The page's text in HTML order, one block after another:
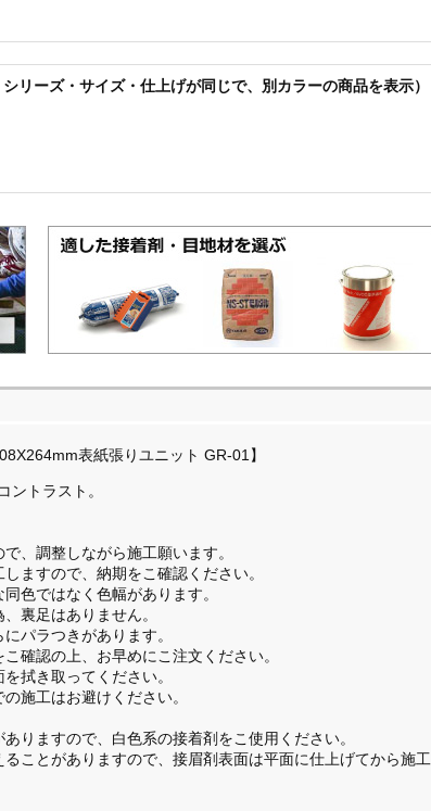
シリーズ・サイズ・仕上げが同じで、別カラーの商品を表示）
表紙張りユニット GR-01】
ントラスト。
、調整しながら施工願います。
ますので、納期をこ確認ください。
色ではなく色幅があります。
裏足はありません。
パラつきがあります。
確認の上、お早めにこ注文ください。
拭き取ってください。
施工はお避けください。
りますので、白色系の接着剤をこ使用ください。
ことがありますので、接眉剤表面は平面に仕上げてから施工